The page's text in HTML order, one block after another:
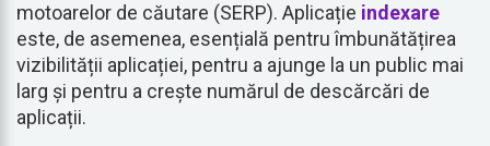
motoarelor de căutare (SERP). Aplicație indexare
este, de asemenea, esențială pentru îmbunătățirea
vizibilității aplicației, pentru a ajunge la un public mai
larg și pentru a crește numărul de descărcări de
aplicații.